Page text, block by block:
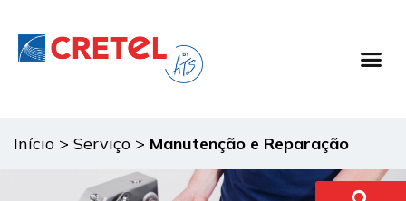
Início > Serviço > Manutenção e Reparação